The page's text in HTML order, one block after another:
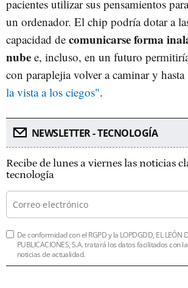
pacientes utilizar sus pensamientos
un ordenador. El chip podría dotar a
capacidad de comunicarse forma
nube e, incluso, en un futuro
con paraplejia volver a caminar y hasta
la vista a los ciegos".
NEWSLETTER - TECNOLOGÍA
Recibe de lunes a viernes las noticias
tecnología
De conformidad con el RGPD y la LOPDGDD, EL LEÓN
PUBLICACIONES, S.A. tratará los datos facilitados con
noticias de actualidad.